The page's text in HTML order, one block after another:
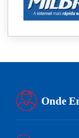
Onde